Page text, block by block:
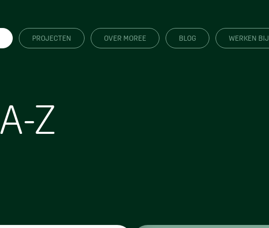
PROJECTEN OVER MOREE BLOG WERKEN BIJ
A-Z